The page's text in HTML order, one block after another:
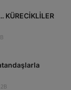
KÜRECİKLİLER